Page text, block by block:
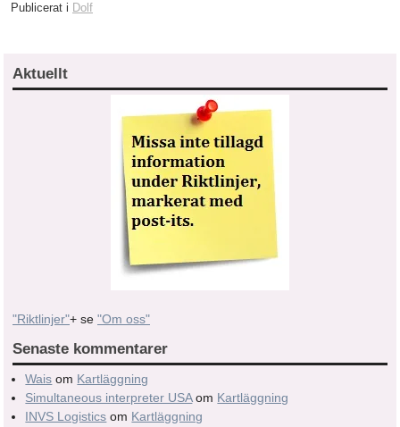
Publicerat i Dolf
Aktuellt
"Riktlinjer"+ se "Om oss"
Senaste kommentarer
Wais om Kartläggning
Simultaneous interpreter USAom Kartläggning
INVS Logistics om Kartläggning